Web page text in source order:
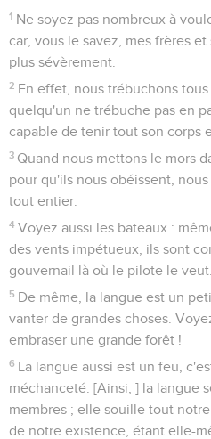
1 Ne soyez pas nombreux à
car, vous le savez, mes frères
plus sévèrement.
2 En effet, nous trébuchons
quelqu'un ne trébuche pas en
capable de tenir tout son corps
3 Quand nous mettons le mors
pour qu'ils nous obéissent,
tout entier.
4 Voyez aussi les bateaux :
des vents impétueux, ils sont
gouvernail là où le pilote le veut.
5 De même, la langue est un
vanter de grandes choses.
embraser une grande forêt !
6 La langue aussi est un feu,
méchanceté. [Ainsi, ] la langue
membres ; elle souille tout
de notre existence, étant elle-